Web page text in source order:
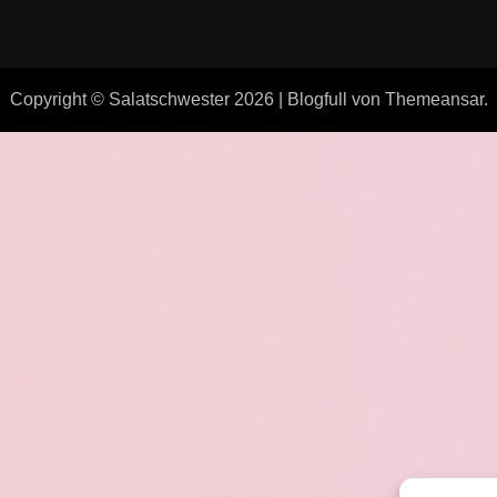
Copyright © Salatschwester 2026 Blogfull von Themeansar.